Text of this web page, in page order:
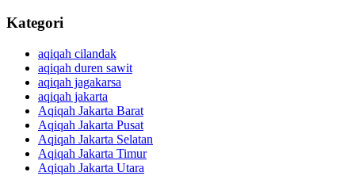
Kategori
aqiqah cilandak
aqiqah duren sawit
aqiqah jagakarsa
aqiqah jakarta
Aqiqah Jakarta Barat
Aqiqah Jakarta Pusat
Aqiqah Jakarta Selatan
Aqiqah Jakarta Timur
Aqiqah Jakarta Utara